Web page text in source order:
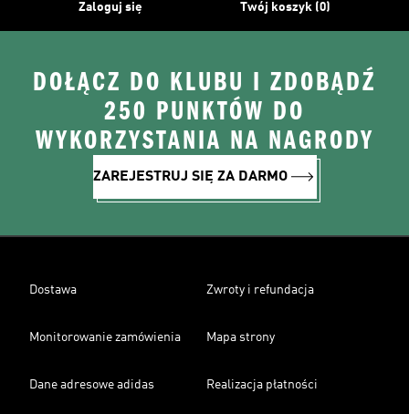
Zaloguj się Twój koszyk (0)
DOŁĄCZ DO KLUBU I ZDOBĄDŹ
250 PUNKTÓW DO
WYKORZYSTANIA NA NAGRODY
ZAREJESTRUJ SIĘ ZA DARMO
Dostawa Zwroty i refundacja
Monitorowanie zamówienia Mapa strony
Dane adresowe adidas Realizacja płatności